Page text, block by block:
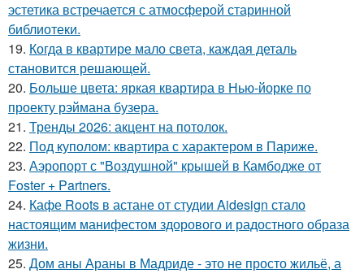
эстетика встречается с атмосферой старинной
библиотеки.
19. Когда в квартире мало света, каждая деталь
становится решающей.
20. Больше цвета: яркая квартира в Нью-йорке по
проекту рэймана бузера.
21. Тренды 2026: акцент на потолок.
22. Под куполом: квартира с характером в Париже.
23. Аэропорт с "Воздушной" крышей в Камбодже от
Foster + Partners.
24. Кафе Roots в астане от студии Aidesign стало
настоящим манифестом здорового и радостного образа
жизни.
25. Дом аны Араны в Мадриде - это не просто жильё, а